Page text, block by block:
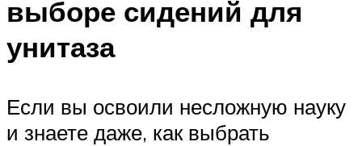
выборе сидений для
унитаза
Если вы освоили несложную науку
и знаете даже, как выбрать